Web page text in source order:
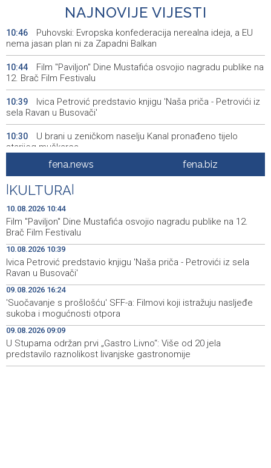
NAJNOVIJE VIJESTI
10:46
Puhovski: Evropska konfederacija nerealna ideja, a EU
nema jasan plan ni za Zapadni Balkan
10:44
Film "Paviljon" Dine Mustafića osvojio nagradu publike na
12. Brač Film Festivalu
10:39
Ivica Petrović predstavio knjigu 'Naša priča - Petrovići iz
sela Ravan u Busovači'
10:30
U brani u zeničkom naselju Kanal pronađeno tijelo
starijeg muškarca
Suša ugrožava vodoopskrbu u Tomislavgradu
10:28
Počela prodaja ulaznica za SFF u glavnom Box Officeu u
BKC-u
10:12
Tužilaštvo USK predložilo pritvor za ženu osumnjičenu
10:08 Saopćenje za javnost PSS
10:02
KCUS i SKB Mostar iskazali interes za suradnju s
transplantacijskim centrima članica Eurotransplanta
Izdato narandžasto upozorenje zbog visoke
temperature zraka
fena.news fena.biz
KULTURA
10.08.2026 10:44
Film "Paviljon" Dine Mustafića osvojio nagradu publike na 12.
Brač Film Festivalu
10.08.2026 10:39
Ivica Petrović predstavio knjigu 'Naša priča - Petrovići iz sela
Ravan u Busovači'
09.08.2026 16:24
'Suočavanje s prošlošću' SFF-a: Filmovi koji istražuju nasljeđe
sukoba i mogućnosti otpora
09.08.2026 09:09
U Stupama održan prvi „Gastro Livno“: Više od 20 jela
predstavilo raznolikost livanjske gastronomije